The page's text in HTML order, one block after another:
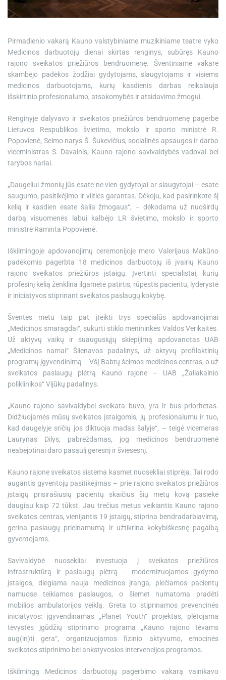
Pirmadienio vakarą Kauno valstybiniame muzikiniame teatre vyko
Medicinos darbuotojų dienai skirtas renginys, subūręs Kauno
rajono sveikatos priežiūros bendruomenę. Šventiniame vakare
skambėjo padėkos žodžiai gydytojams, slaugytojams ir visiems
medicinos darbuotojams, kurių kasdienis darbas reikalauja
išskirtinio profesionalumo, atsakomybės ir atsidavimo žmogui.
Renginyje dalyvavo ir sveikatos priežiūros bendruomenę pagerbė
Lietuvos Respublikos švietimo, mokslo ir sporto ministrė R.
Popovienė, Seimo narys Š. Šukevičius, socialinės apsaugos ir darbo
viceministras S. Davainis, Kauno rajono savivaldybės vadovai bei
tarybos nariai.
„Daugeliui žmonių jūs esate ne vien gydytojai ar slaugytojai – esate
saugumo, pasitikėjimo ir vilties garantas. Dėkoju, kad pasirinkote šį
kelią ir kasdien esate šalia žmogaus“, – dėkodama už nuoširdų
darbą visuomenės labui kalbėjo LR švietimo, mokslo ir sporto
ministrė Raminta Popovienė.
Iškilmingoje apdovanojimų ceremonijoje mero Valerijaus Makūno
padėkomis pagerbta 18 medicinos darbuotojų iš įvairių Kauno
rajono sveikatos priežiūros įstaigų. Įvertinti specialistai, kurių
profesinį kelią ženklina ilgametė patirtis, rūpestis pacientu, lyderystė
ir iniciatyvos stiprinant sveikatos paslaugų kokybę.
Šventės metu taip pat įteikti trys specialūs apdovanojimai
„Medicinos smaragdai“, sukurti stiklo menininkės Valdos Verikaitės.
Už aktyvų vaikų ir suaugusiųjų skiepijimą apdovanotas UAB
„Medicinos namai“ Šlienavos padalinys, už aktyvų profilaktinių
programų įgyvendinimą – VšĮ Babtų šeimos medicinos centras, o už
sveikatos paslaugų plėtrą Kauno rajone – UAB „Žaliakalnio
poliklinikos“ Vijūkų padalinys.
„Kauno rajono savivaldybei sveikata buvo, yra ir bus prioritetas.
Didžiuojamės mūsų sveikatos įstaigomis, jų profesionalumu ir tuo,
kad daugelyje sričių jos diktuoja madas šalyje“, – teigė vicemeras
Laurynas Dilys, pabrėždamas, jog medicinos bendruomenė
neabejotinai daro pasaulį geresnį ir šviesesnį.
Kauno rajone sveikatos sistema kasmet nuosekliai stiprėja. Tai rodo
augantis gyventojų pasitikėjimas – prie rajono sveikatos priežiūros
įstaigų prisirašiusių pacientų skaičius šių metų kovą pasiekė
daugiau kaip 72 tūkst. Jau trečius metus veikiantis Kauno rajono
sveikatos centras, vienijantis 19 įstaigų, stiprina bendradarbiavimą,
gerina paslaugų prieinamumą ir užtikrina kokybiškesnę pagalbą
gyventojams.
Savivaldybė nuosekliai investuoja į sveikatos priežiūros
infrastruktūrą ir paslaugų plėtrą – modernizuojamos gydymo
įstaigos, diegiama nauja medicinos įranga, plečiamos pacientų
namuose teikiamos paslaugos, o šiemet numatoma pradėti
mobilios ambulatorijos veiklą. Greta to stiprinamos prevencinės
iniciatyvos: įgyvendinamas „Planet Youth“ projektas, plėtojama
tėvystės įgūdžių stiprinimo programa „Kauno rajono tėvams
aug(in)ti gera“, organizuojamos fizinio aktyvumo, emocinės
sveikatos stiprinimo bei ankstyvosios intervencijos programos.
Iškilmingą Medicinos darbuotojų pagerbimo vakarą vainikavo